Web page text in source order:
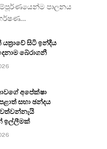
පාලනය
සිටි ඉන්දීය
බේරාගනී
අපේක්ෂා
සභා ඡන්දය
ඉල්ලීමක්